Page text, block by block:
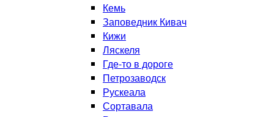
Кемь
Заповедник Кивач
Кижи
Ляскеля
Где-то в дороге
Петрозаводск
Рускеала
Сортавала